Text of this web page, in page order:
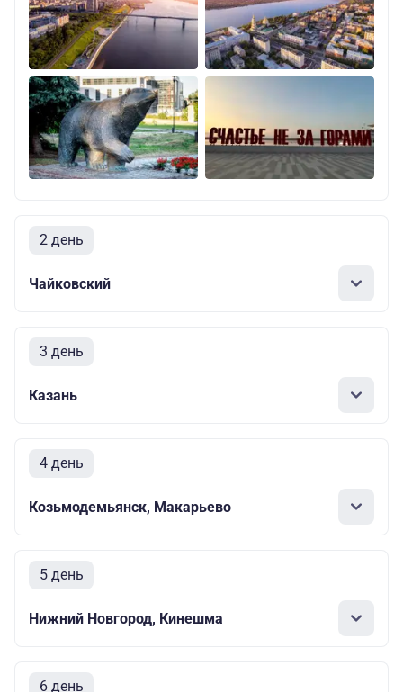
2 день
Чайковский
3 день
Казань
4 день
Козьмодемьянск, Макарьево
5 день
Нижний Новгород, Кинешма
6 день